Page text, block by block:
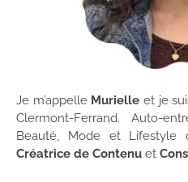
Je m’appelle Murielle et je
Clermont-Ferrand. Auto-
Beauté, Mode et Lifestyle
Créatrice de Contenu et